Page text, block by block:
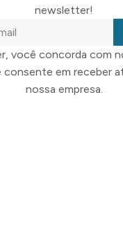
newsletter!
você concorda com
consente em receber
nossa empresa.